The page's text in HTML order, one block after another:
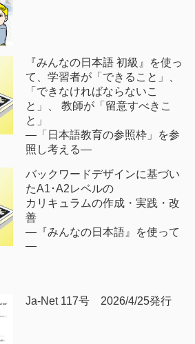
『みんなの日本語 初級』を使っ
て、学習者が「できること」、
「できなければならないこ
と」、 教師が「留意すべきこ
と」
―「日本語教育の参照枠」を参
照し考える―
バックワードデザインに基づい
たA1･A2レベルの
カリキュラムの作成・実践・改
善
―『みんなの日本語』を使って
―
Ja-Net 117号 2026/4/25発行